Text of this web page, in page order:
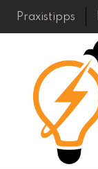
Skip
Praxistipps